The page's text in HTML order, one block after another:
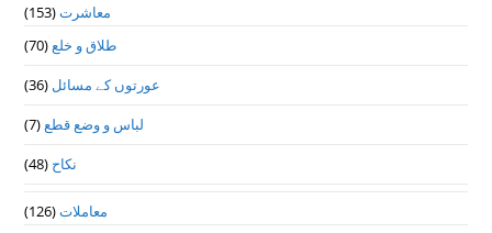
معاشرت(153)
طلاق و خلع(70)
عورتوں کے مسائل (36)
لباس و وضع قطع(7)
نکاح (48)
معاملات(126)